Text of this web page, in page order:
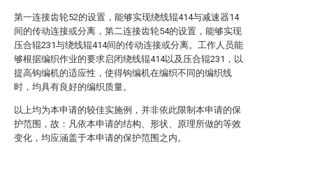
第一连接齿轮52的设置，能够实现绕线辊414与减速器14
间的传动连接或分离，第二连接齿轮54的设置，能够实现
压合辊231与绕线辊414间的传动连接或分离。工作人员能
够根据编织作业的要求启闭绕线辊414以及压合辊231，以
提高钩编机的适应性，使得钩编机在编织不同的编织线
时，均具有良好的编织质量。
以上均为本申请的较佳实施例，并非依此限制本申请的保
护范围，故：凡依本申请的结构、形状、原理所做的等效
变化，均应涵盖于本申请的保护范围之内。